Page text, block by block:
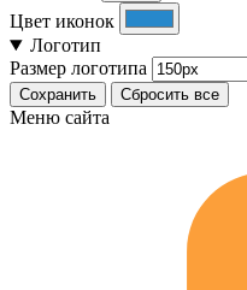
Цвет иконок
Логотип
Размер логотипа
Сохранить Сбросить все
Меню сайта